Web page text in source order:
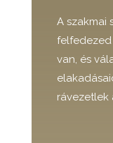
A szakmai
felfedezed
van, és
rávezetlek